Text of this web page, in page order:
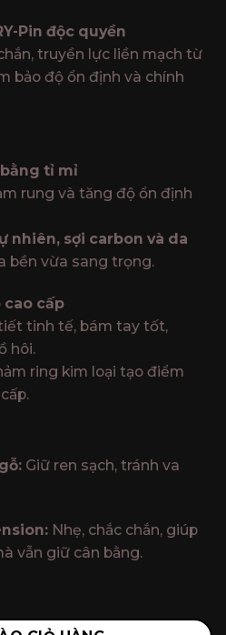
Pin độc quyền
truyền lực liền mạch từ
bảo độ ổn định và chính
tỉ mỉ
rung và tăng độ ổn định
nhiên, sợi carbon và da
bền vừa sang trọng.
cao cấp
tinh tế, bám tay tốt,
hôi.
ring kim loại tạo điểm
Giữ ren sạch, tránh va
Nhẹ, chắc chắn, giúp
vẫn giữ cân bằng.
Hybrid Fury / Cơ Lỗ Chính